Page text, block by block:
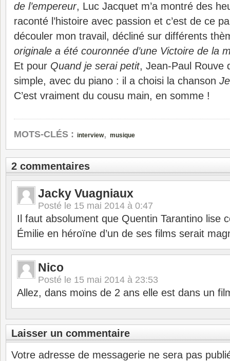
de l’empereur, Luc Jacquet m’a montré des
raconté l’histoire avec passion et c’est de ce
découler mon travail, décliné sur différents
originale a été couronnée d’une Victoire de la
Et pour Quand je serai petit, Jean-Paul Rouve
simple, avec du piano : il a choisi la chanson
C’est vraiment du cousu main, en somme !
MOTS-CLÉS : interview, musique
2 commentaires
Jacky Vuagniaux
Posté le 15 mai 2014 à 0:47
Il faut absolument que Quentin Tarantino lise
Émilie en héroïne d’un de ses films serait
Nico
Posté le 15 mai 2014 à 23:53
Allez, dans moins de 2 ans elle est dans un
Laisser un commentaire
Votre adresse de messagerie ne sera pas